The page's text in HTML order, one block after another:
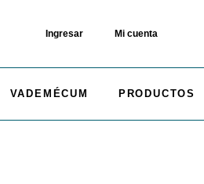
Ingresar Mi cuenta
VADEMÉCUM PRODUCTOS